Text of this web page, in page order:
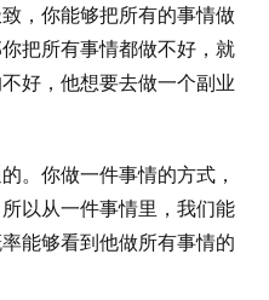
，你能够把所有的事情做
把所有事情都做不好，就
好，他想要去做一个副业
。你做一件事情的方式，
以从一件事情里，我们能
能够看到他做所有事情的